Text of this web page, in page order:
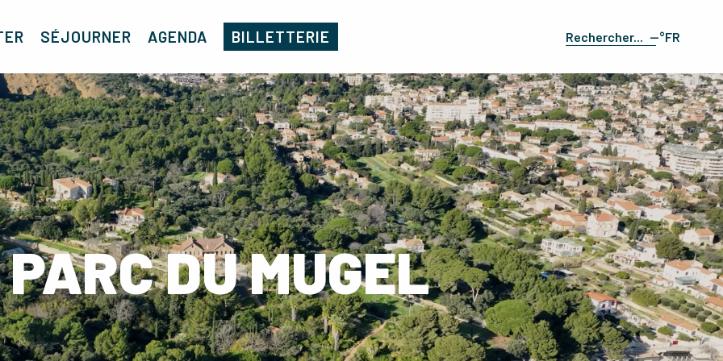
--°FR
ES
DE
IT
SÉJOURNER AGENDA BILLETTERIE
DU MUGEL